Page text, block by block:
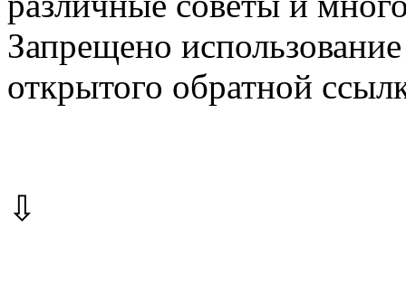
Запрещено
открытого обратной
⇩